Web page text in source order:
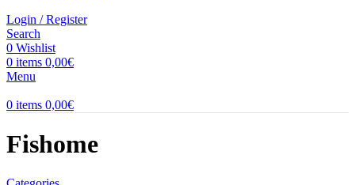
Login / Register
Search
0 Wishlist
0 items 0,00€
Menu
0 items 0,00€
Fishome